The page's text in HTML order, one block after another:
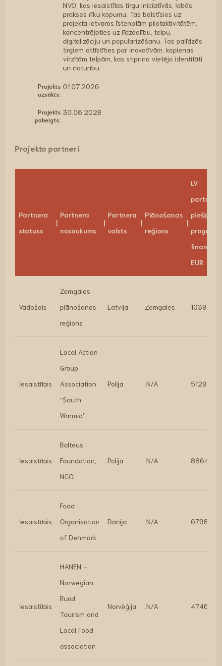
NVO, kas iesaistītas tirgu iniciatīvās, labās
prakses rīku kopumu. Tas balstīsies uz
projekta ietvaros īstenotām pilotaktivitātēm,
koncentrējoties uz līdzdalību, telpu,
digitalizāciju un popularizēšanu. Tas palīdzēs
tirgiem attīstīties par inovatīvām, kopienas
virzītām telpām, kas stiprina vietējo identitāti
un noturību.
Projekts
uzsākts:
01.07.2026
Projekts
pabeigts:
30.06.2028
Projekta partneri
Partnera
statuss
Partnera
nosaukums
Partnera
valsts
Plānošanas
reģions
LV
EUR
Vadošais
Zemgales
plānošanas
reģions
Latvija Zemgales 103936
Iesaistītais
Local Action
Group
Association
“South
Warmia”
Polija .N/A 51296
Iesaistītais
Balteus
Foundation,
NGO
Polija .N/A 88640
Iesaistītais
Food
Organisation
of Denmark
Dānija .N/A 67984
Iesaistītais
HANEN –
Norwegian
Rural
Tourism and
Local Food
association
Norvēģija .N/A 47460